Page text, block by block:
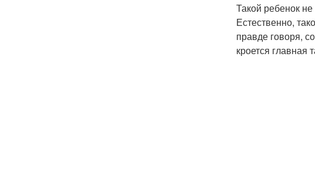
Такой ребенок
Естественно,
правде говоря,
кроется главная